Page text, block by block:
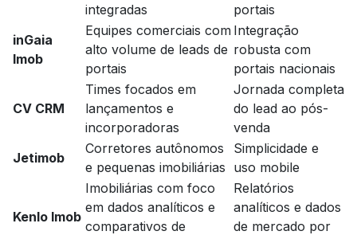
integradas
portais
inGaia
Imob
Equipes comerciais com
alto volume de leads de
portais
Integração
robusta com
portais nacionais
CV CRM
Times focados em
lançamentos e
incorporadoras
Jornada completa
do lead ao pós-
venda
Jetimob
Corretores autônomos
e pequenas imobiliárias
Simplicidade e
uso mobile
Kenlo Imob
Imobiliárias com foco
em dados analíticos e
comparativos de
Relatórios
analíticos e dados
de mercado por